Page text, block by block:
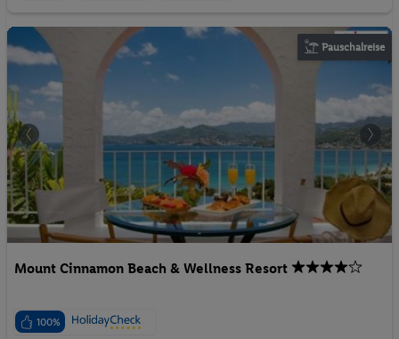
Pauschalreise
Mount Cinnamon Beach & Wellness Resort
100%